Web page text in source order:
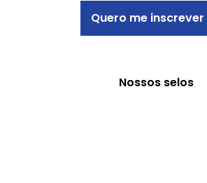
Quero me inscrever
Nossos selos